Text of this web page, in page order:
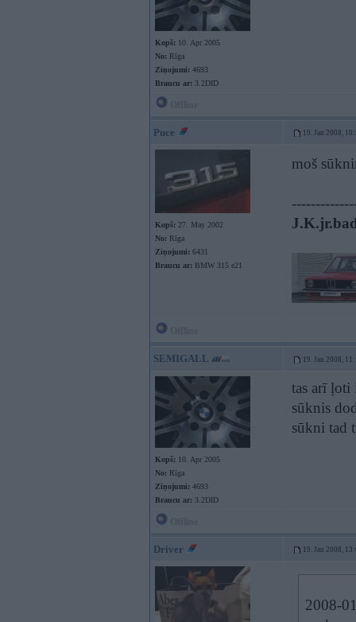
Kopš: 10. Apr 2005
No: Rīga
Ziņojumi: 4693
Braucu ar: 3.2DID
Puce 19. Jan 2008,
Kopš: 27. May 2002
No: Rīga
Ziņojumi: 6431
Braucu ar: BMW 315 e21
moš
SEMIGALL 19. Jan 2008,
Kopš: 10. Apr 2005
No: Rīga
Ziņojumi: 4693
Braucu ar: 3.2DID
tas arī ļoti
sūknis
sūkni tad
Driver 19. Jan 2008,
2008-